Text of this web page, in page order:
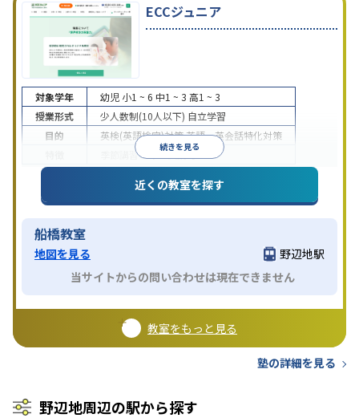
ECCジュニア
続きを見る
対象学年 幼児 小1 ~ 6 中1 ~ 3 高1 ~ 3
授業形式
少人数制(10人以下) 自立学習
目的
英検(英語検定)対策英語・英会話特化対策
季節講習のみの受講可
近くの教室を探す
船橋教室
地図を見る
野辺地駅
当サイトからの問い合わせは現在できません
教室をもっと見る
塾の詳細を見る
野辺地周辺の駅から探す